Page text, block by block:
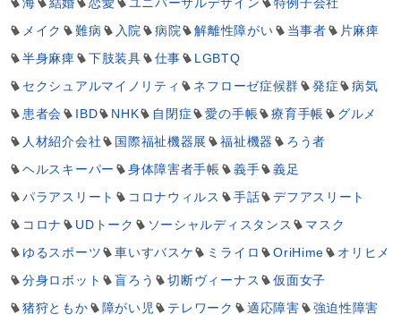
メイク
難病 入院 病院 解離性障がい 当事者
片麻痺
半身麻痺
下肢装具 仕事
LGBTQ
セクシュアルマイノリティ
ネフローゼ症候群 発症
病気
患者会
IBD NHK 自閉症 愛の手帳 療育手帳
グルメ
人材紹介会社
国際福祉機器展 福祉機器
ろう者
ヘルスキーパー
身体障害者手帳 義手
義足
パラアスリート
コロナウィルス 手話
デフアスリート
コロナ
UDトーク ソーシャルディスタンス
マスク
ゆるスポーツ
車いすバスケ ミライロ OriHime
オリヒメ
分身ロボット
盲ろう 切断ヴィーナス
仮面女子
猪狩ともか
障がい児 テレワーク 適応障害
強迫性障害